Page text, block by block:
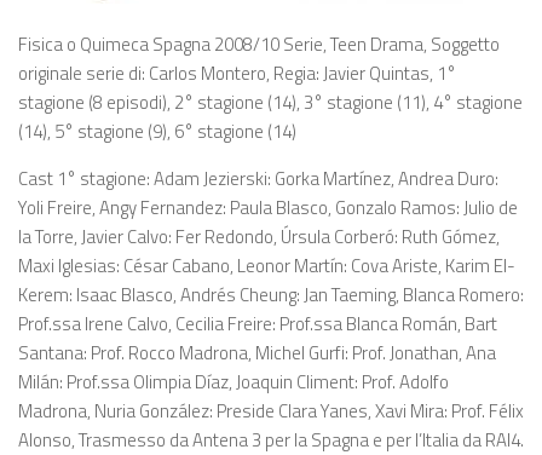
Fisica o Quimeca Spagna 2008/10 Serie, Teen Drama, Soggetto
originale serie di: Carlos Montero, Regia: Javier Quintas, 1°
stagione (8 episodi), 2° stagione (14), 3° stagione (11), 4° stagione
(14), 5° stagione (9), 6° stagione (14)
Cast 1° stagione: Adam Jezierski: Gorka Martínez, Andrea Duro:
Yoli Freire, Angy Fernandez: Paula Blasco, Gonzalo Ramos: Julio de
la Torre, Javier Calvo: Fer Redondo, Úrsula Corberó: Ruth Gómez,
Maxi Iglesias: César Cabano, Leonor Martín: Cova Ariste, Karim El-
Kerem: Isaac Blasco, Andrés Cheung: Jan Taeming, Blanca Romero:
Prof.ssa Irene Calvo, Cecilia Freire: Prof.ssa Blanca Román, Bart
Santana: Prof. Rocco Madrona, Michel Gurfi: Prof. Jonathan, Ana
Milán: Prof.ssa Olimpia Díaz, Joaquin Climent: Prof. Adolfo
Madrona, Nuria González: Preside Clara Yanes, Xavi Mira: Prof. Félix
Alonso, Trasmesso da Antena 3 per la Spagna e per l’Italia da RAI4.